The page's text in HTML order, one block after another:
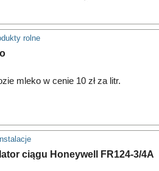
rolne
mleko w cenie 10 zł za litr.
ciągu Honeywell FR124-3/4A